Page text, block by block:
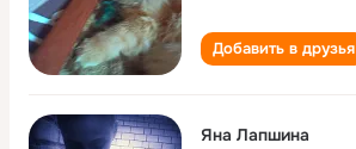
Добавить в друзья
Яна Лапшина